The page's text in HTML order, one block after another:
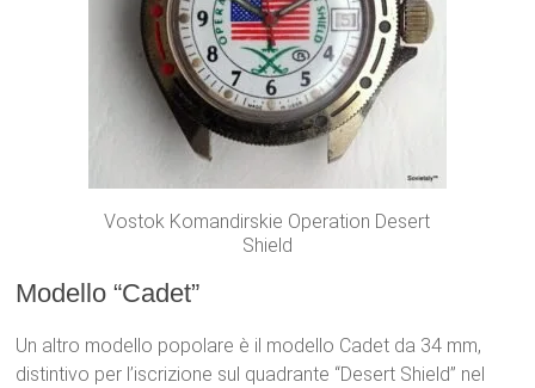
Vostok Komandirskie Operation Desert
Shield
Modello “Cadet”
Un altro modello popolare è il modello Cadet da 34 mm,
distintivo per l’iscrizione sul quadrante “Desert Shield” nel